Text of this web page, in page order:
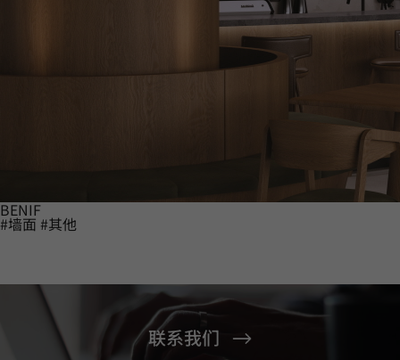
BENIF
#墙面 #其他
联系我们